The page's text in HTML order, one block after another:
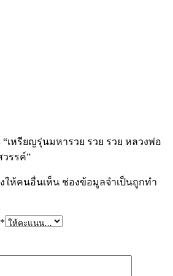
เหรียญรุ่นมหารวย รวย รวย หลวงพ่อ
รรค์”
ให้คนอื่นเห็น ช่องข้อมูลจำเป็นถูกทำ
*